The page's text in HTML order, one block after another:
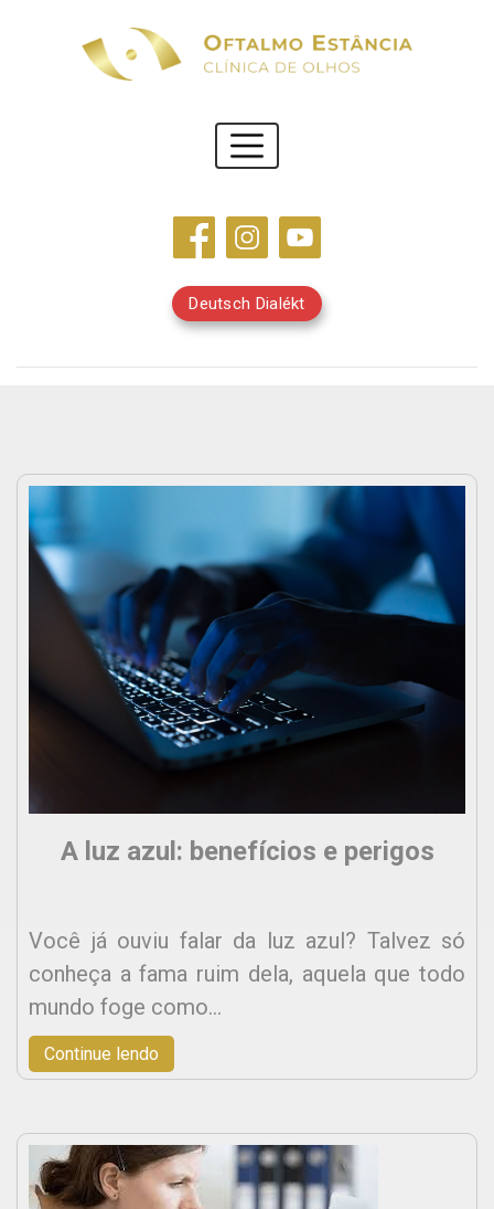
Deutsch Dialékt
A luz azul: benefícios e perigos
Você já ouviu falar da luz azul? Talvez só
conheça a fama ruim dela, aquela que todo
mundo foge como…
Continue lendo